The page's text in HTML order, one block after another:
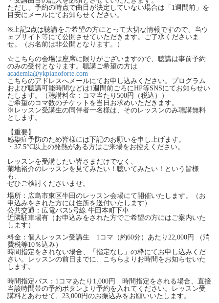
ただし、予約の時点で曲目が決定していない場合は「1週間前」を
目安にメールにてお知らせください。
※上記2点は聴講をご希望の方にとって大切な情報ですので、当ウ
ェブサイト等にて公開させていただきます。ご了承くださいま
せ。（お名前は非公開となります。）
☆こちらの会場は座席に限りがございますので、聴講は事前予約
のみの受付となります。聴講ご希望の方は
academia@ykpianoforte.com
こちらのアドレスへメールにてお申し込みください。プログラム
および聴講可能時間などは1週間前ごろにHP等SNSにてお知らせい
たします。（聴講料金：コマ当たり500円（税込））
ご希望のコマ数のチケットを当日お求めいただきます。
※レッスン受講生の同伴者一名様は、そのレッスンのみ聴講無料
とします。
【重要】
感染症予防のため皆様には下記のお願いを申し上げます。
・37.5°C以上の発熱がある方はご来場をお控えください。
レッスンを受講したい皆さまだけでなく、
菊地裕介のレッスンを見てみたい！聴いてみたい！という皆様
も、
ぜひご検討くださいませ。
場所：広島市東区牛田のレッスン会場にて開催いたします。（お
申込みをされた方には住所を送付いたします）
公共交通：広電バス5号線 牛田本町下車
近隣駐車場有（お申込みをされた方でご希望の方にはご案内いた
します）
料金：個人レッスン受講生 1コマ（約60分）あたり22,000円 （消
費税等10％込み）
時間指定をされない場合、「指定なし」の枠にてお申し込みくだ
さい。レッスンの前日までに、こちらよりお時間をお知らせいた
します。
時間指定パス：1コマあたり1,000円 時間指定をされる場合、直接
当該時間帯の予約ボタンより予約を入れてください。レッスン受
講料とあわせて、23,000円のお振込みをお願いいたします。